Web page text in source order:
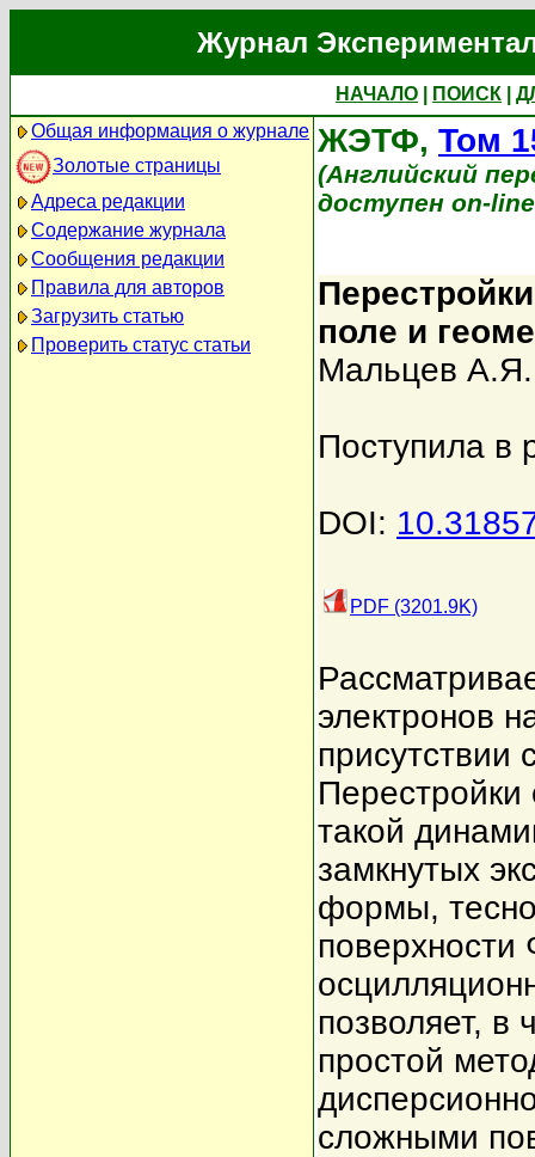
Журнал
НАЧАЛО ПОИСК
Общая информация о журнале
Золотые страницы
Адреса редакции
Содержание журнала
Сообщения редакции
Правила для авторов
Загрузить статью
Проверить статус статьи
ЖЭТФ, Том
(Английский
доступен on-
поле и
Мальцев А.Я.
Поступила в
DOI:
PDF (3201.9K)
электронов
присутствии
Перестройки
такой
замкнутых
формы, тесно
позволяет, в
простой
сложными